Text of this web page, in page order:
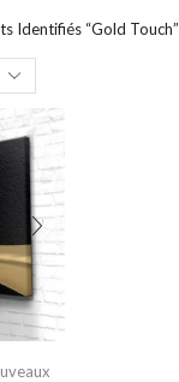
Identifiés “gold Touch”